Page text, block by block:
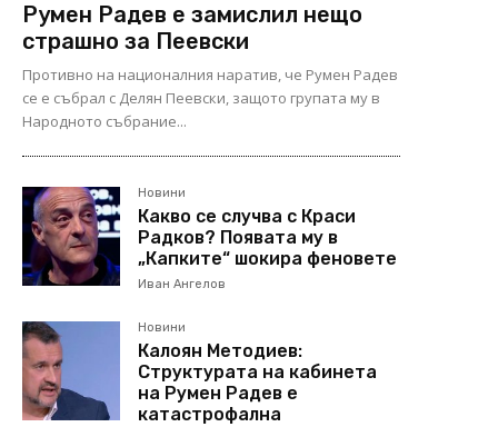
Румен Радев е замислил нещо
страшно за Пеевски
Противно на националния наратив, че Румен Радев
се е събрал с Делян Пеевски, защото групата му в
Народното събрание...
Новини
Какво се случва с Краси
Радков? Появата му в
„Капките“ шокира феновете
Иван Ангелов
Новини
Калоян Методиев:
Структурата на кабинета
на Румен Радев е
катастрофална